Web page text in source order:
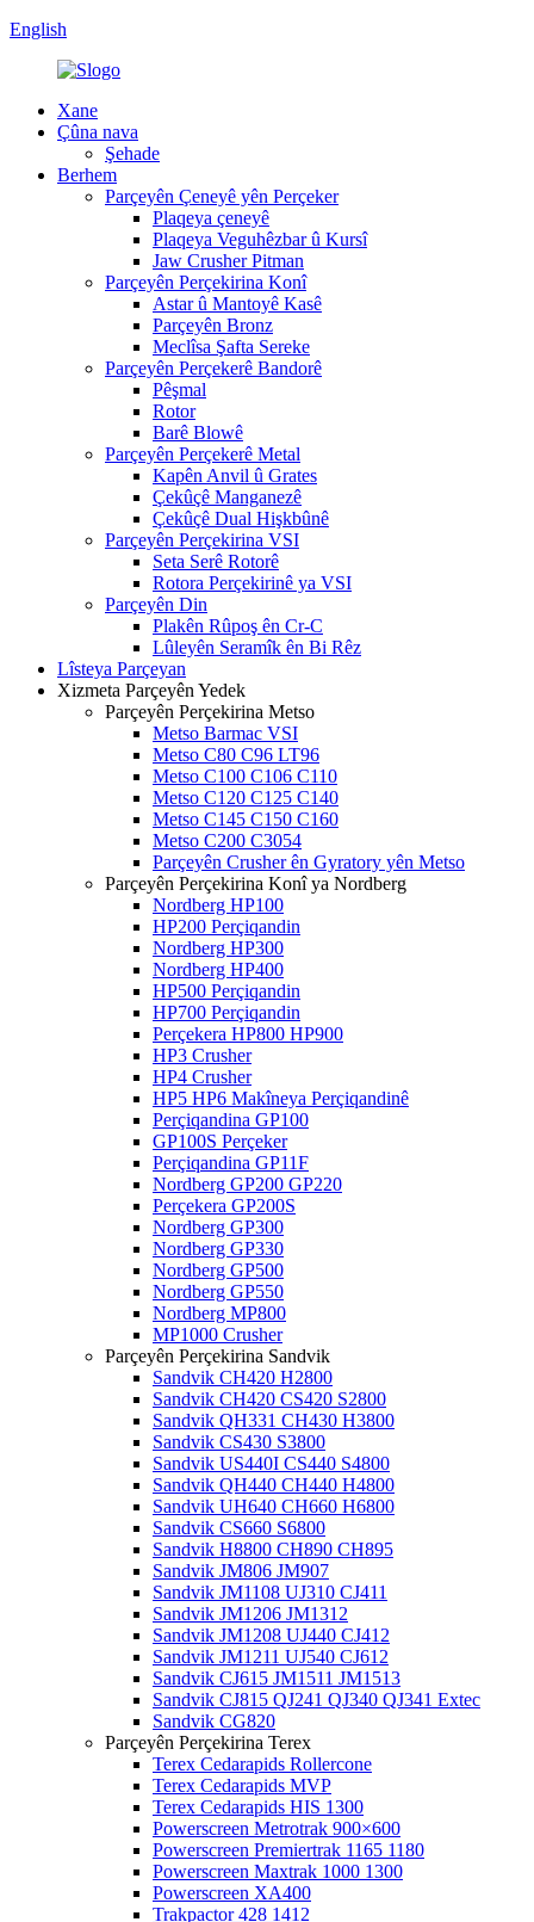
English
Xane
Çûna nava
Şehade
Berhem
Parçeyên Çeneyê yên Perçeker
Plaqeya çeneyê
Plaqeya Veguhêzbar û Kursî
Jaw Crusher Pitman
Parçeyên Perçekirina Konî
Astar û Mantoyê Kasê
Parçeyên Bronz
Meclîsa Şafta Sereke
Parçeyên Perçekerê Bandorê
Pêşmal
Rotor
Barê Blowê
Parçeyên Perçekerê Metal
Kapên Anvil û Grates
Çekûçê Manganezê
Çekûçê Dual Hişkbûnê
Parçeyên Perçekirina VSI
Seta Serê Rotorê
Rotora Perçekirinê ya VSI
Parçeyên Din
Plakên Rûpoş ên Cr-C
Lûleyên Seramîk ên Bi Rêz
Lîsteya Parçeyan
Xizmeta Parçeyên Yedek
Parçeyên Perçekirina Metso
Metso Barmac VSI
Metso C80 C96 LT96
Metso C100 C106 C110
Metso C120 C125 C140
Metso C145 C150 C160
Metso C200 C3054
Parçeyên Crusher ên Gyratory yên Metso
Parçeyên Perçekirina Konî ya Nordberg
Nordberg HP100
HP200 Perçiqandin
Nordberg HP300
Nordberg HP400
HP500 Perçiqandin
HP700 Perçiqandin
Perçekera HP800 HP900
HP3 Crusher
HP4 Crusher
HP5 HP6 Makîneya Perçiqandinê
Perçiqandina GP100
GP100S Perçeker
Perçiqandina GP11F
Nordberg GP200 GP220
Perçekera GP200S
Nordberg GP300
Nordberg GP330
Nordberg GP500
Nordberg GP550
Nordberg MP800
MP1000 Crusher
Parçeyên Perçekirina Sandvik
Sandvik CH420 H2800
Sandvik CH420 CS420 S2800
Sandvik QH331 CH430 H3800
Sandvik CS430 S3800
Sandvik US440I CS440 S4800
Sandvik QH440 CH440 H4800
Sandvik UH640 CH660 H6800
Sandvik CS660 S6800
Sandvik H8800 CH890 CH895
Sandvik JM806 JM907
Sandvik JM1108 UJ310 CJ411
Sandvik JM1206 JM1312
Sandvik JM1208 UJ440 CJ412
Sandvik JM1211 UJ540 CJ612
Sandvik CJ615 JM1511 JM1513
Sandvik CJ815 QJ241 QJ340 QJ341 Extec
Sandvik CG820
Parçeyên Perçekirina Terex
Terex Cedarapids Rollercone
Terex Cedarapids MVP
Terex Cedarapids HIS 1300
Powerscreen Metrotrak 900×600
Powerscreen Premiertrak 1165 1180
Powerscreen Maxtrak 1000 1300
Powerscreen XA400
Trakpactor 428 1412